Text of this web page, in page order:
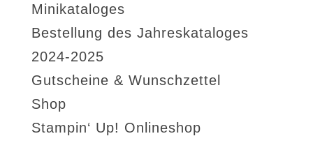
Minikataloges
Bestellung des Jahreskataloges
2024-2025
Gutscheine & Wunschzettel
Shop
Stampin‘ Up! Onlineshop